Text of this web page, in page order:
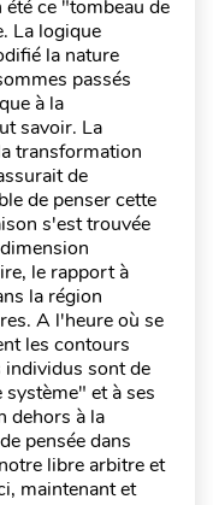
ce "tombeau de
La logique
la nature
passés
à la
savoir. La
transformation
de
de penser cette
s'est trouvée
le rapport à
la région
A l'heure où se
les contours
individus sont de
et à ses
dehors à la
pensée dans
libre arbitre et
maintenant et